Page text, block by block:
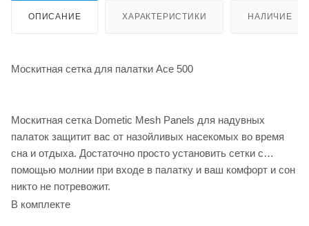
ОПИСАНИЕ ХАРАКТЕРИСТИКИ НАЛИЧИЕ
Москитная сетка для палатки Ace 500
Москитная сетка Dometic Mesh Panels для надувных
палаток защитит вас от назойливых насекомых во время
сна и отдыха. Достаточно просто установить сетки с
помощью молнии при входе в палатку и ваш комфорт и сон
никто не потревожит.
В комплекте